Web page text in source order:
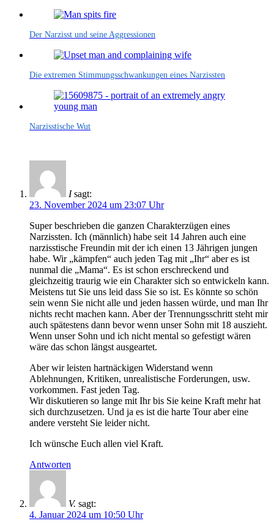
Der Narzisst und seine Aggressionen
Die extremen Stimmungsschwankungen eines Narzissten
Narzisstische Wut
I sagt:
23. November 2024 um 23:07 Uhr
Super beschrieben die ganzen Charakterzügen eines
Narzissten. Ich (männlich) habe seit 14 Jahren auch eine
narzisstische Freundin mit der ich einen 13 Jährigen jungen
habe. Wir „kämpfen“ auch jeden Tag mit „Ihr“ aber es ist
nunmal die „Mama“. Es ist schon erschreckend und
gleichzeitig traurig wie ein Charakter sich so entwickeln kann.
Meistens tut Sie uns leid dass Sie so ist. Es könnte so schön
sein wenn Sie nicht alle und jeden hassen würde, und man Ihr
nichts recht machen kann. Aber der Trennungsschritt steht mir
auch spätestens dann bevor wenn unser Sohn mit 18 auszieht.
Wenn unser Sohn und ich nicht mental so gefestigt wären
wäre das schon längst ausgeartet.
Aber wir leisten hartnäckigen Widerstand wenn
Ablehnungen, Kritiken, unrealistische Forderungen, usw.
vorkommen. Fast jeden Tag.
Wir diskutieren so lange mit Ihr bis Sie keine Kraft mehr hat
sich durchzusetzen. Und ja es ist die harte Tour aber eine
andere versteht Sie leider nicht.
Ich wünsche Euch allen viel Kraft.
Antworten
V. sagt:
4. Januar 2024 um 10:50 Uhr